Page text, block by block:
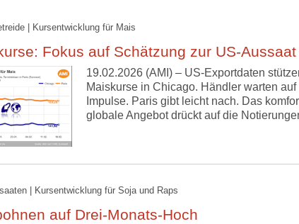
| Kursentwicklung für Mais
Fokus auf Schätzung zur US-Aussaat
19.02.2026 (AMI) – US-Exportdaten
Maiskurse in Chicago. Händler warten auf
Impulse. Paris gibt leicht nach. Das
globale Angebot drückt auf die
| Kursentwicklung für Soja und Raps
auf Drei-Monats-Hoch